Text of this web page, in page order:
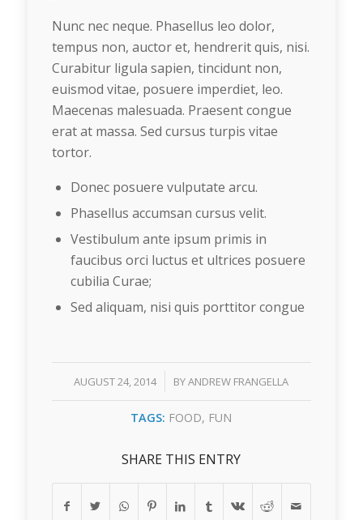
Nunc nec neque. Phasellus leo dolor,
tempus non, auctor et, hendrerit quis, nisi.
Curabitur ligula sapien, tincidunt non,
euismod vitae, posuere imperdiet, leo.
Maecenas malesuada. Praesent congue
erat at massa. Sed cursus turpis vitae
tortor.
Donec posuere vulputate arcu.
Phasellus accumsan cursus velit.
Vestibulum ante ipsum primis in
faucibus orci luctus et ultrices posuere
cubilia Curae;
Sed aliquam, nisi quis porttitor congue
AUGUST 24, 2014
/ BYANDREW FRANGELLA
TAGS: FOOD, FUN
SHARE THIS ENTRY